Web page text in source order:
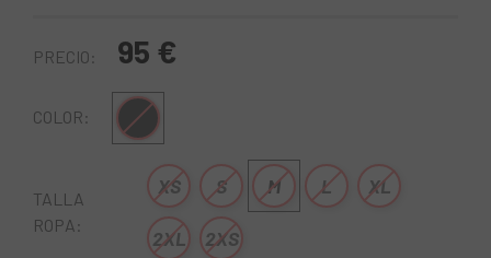
PRECIO: 95 €
COLOR: Multi
TALLA
ROPA:
XS S M L XL
2XL 2XS